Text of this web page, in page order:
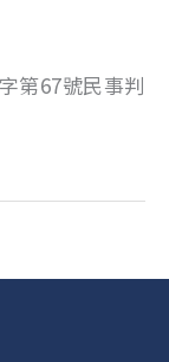
第67號民事判